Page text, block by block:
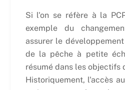
Si l'on se réfère à la
exemple du
assurer le
de la pêche à petite
résumé dans les objectifs
Historiquement, l'accès